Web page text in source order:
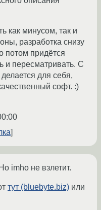
как минусом, так и
разработка снизу
потом придётся
и пересматривать. С
для себя,
софт. :)
imho не взлетит.
тут (bluebyte.biz) или